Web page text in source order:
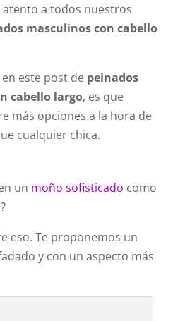
a todos nuestros
masculinos con cabello
este post de peinados
cabello largo, es que
más opciones a la hora de
cualquier chica.
un moño sofisticado como
eso. Te proponemos un
y con un aspecto más